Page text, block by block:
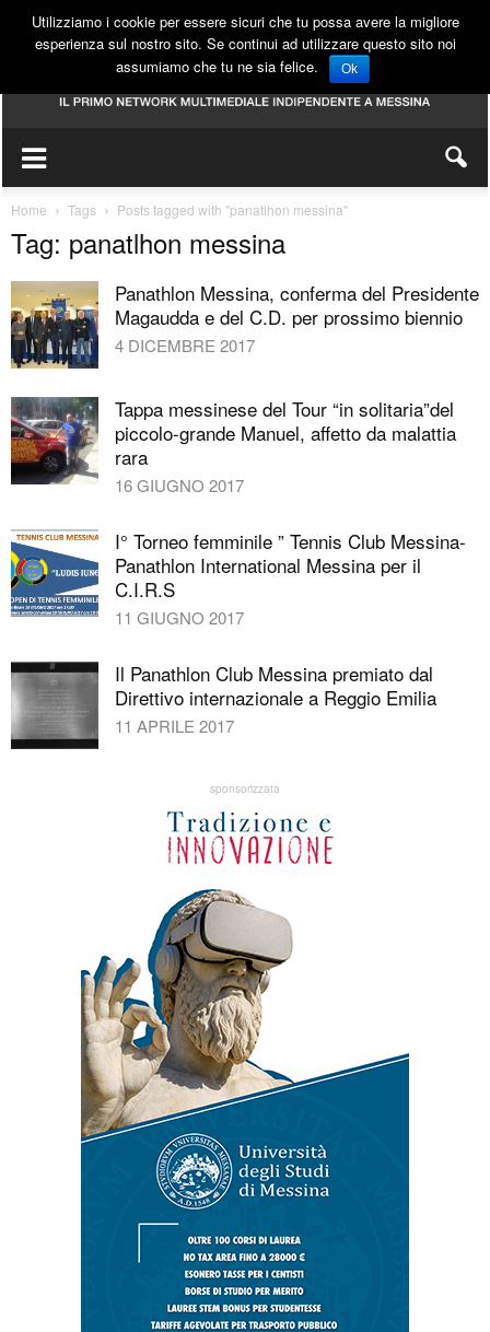
Home Tags Posts tagged with "panatlhon messina"
Tag: panatlhon messina
Panathlon Messina, conferma del Presidente
Magaudda e del C.D. per prossimo biennio
4 DICEMBRE 2017
Tappa messinese del Tour “in solitaria”del
piccolo-grande Manuel, affetto da malattia
rara
16 GIUGNO 2017
I° Torneo femminile ” Tennis Club Messina-
Panathlon International Messina per il
C.I.R.S
11 GIUGNO 2017
Il Panathlon Club Messina premiato dal
Direttivo internazionale a Reggio Emilia
11 APRILE 2017
sponsorizzata
Utilizziamo i cookie per essere sicuri che tu possa avere la migliore
esperienza sul nostro sito. Se continui ad utilizzare questo sito noi
assumiamo che tu ne sia felice.
Ok